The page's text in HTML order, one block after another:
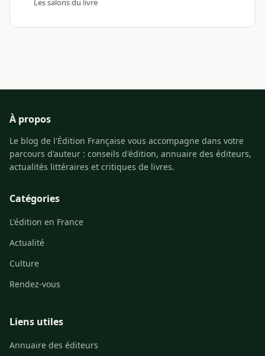
À propos
Le blog de l'Édition Française vous accompagne dans votre
parcours d'auteur : conseils d'édition, annuaire des éditeurs,
actualités littéraires et critiques de livres.
Catégories
L'édition en France
Actualité
Culture
Rendez-vous
Liens utiles
Annuaire des éditeurs